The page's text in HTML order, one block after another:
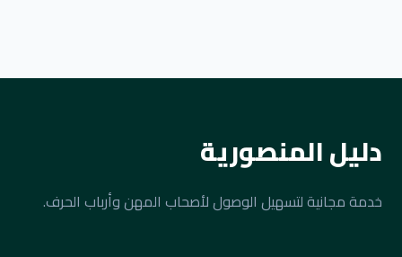
دليل المنصورية
خدمة مجانية لتسهيل الوصول لأصحاب المهن وأرباب الحرف.